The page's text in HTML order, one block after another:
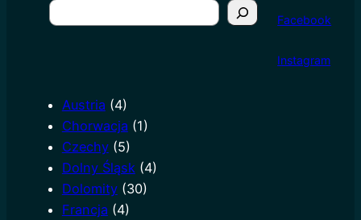
S
e
Facebook
Instagram
Austria (4)
Chorwacja (1)
Czechy(5)
Dolny Śląsk (4)
Dolomity(30)
Francja (4)